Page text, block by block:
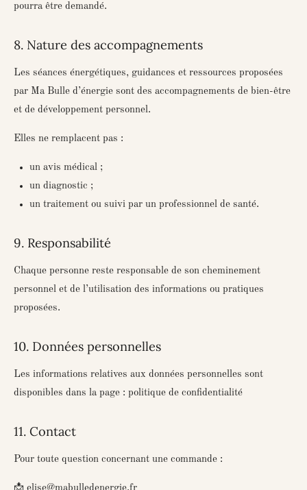
pourra être demandé.
8. Nature des accompagnements
Les séances énergétiques, guidances et ressources proposées
par Ma Bulle d’énergie sont des accompagnements de bien-être
et de développement personnel.
Elles ne remplacent pas :
un avis médical ;
un diagnostic ;
un traitement ou suivi par un professionnel de santé.
9. Responsabilité
Chaque personne reste responsable de son cheminement
personnel et de l’utilisation des informations ou pratiques
proposées.
10. Données personnelles
Les informations relatives aux données personnelles sont
disponibles dans la page : politique de confidentialité
11. Contact
Pour toute question concernant une commande :